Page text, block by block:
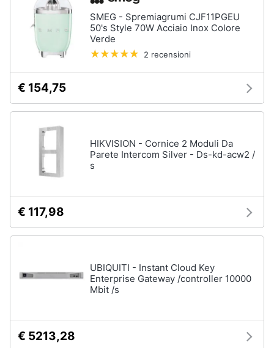
SMEG - Spremiagrumi CJF11PGEU
50's Style 70W Acciaio Inox Colore
Verde
2 recensioni
€ 154,75
HIKVISION - Cornice 2 Moduli Da
Parete Intercom Silver - Ds-kd-acw2 /
s
€ 117,98
UBIQUITI - Instant Cloud Key
Enterprise Gateway /controller 10000
Mbit /s
€ 5213,28